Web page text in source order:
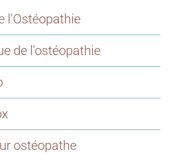
l'Ostéopathie
de l'ostéopathie
ostéopathe